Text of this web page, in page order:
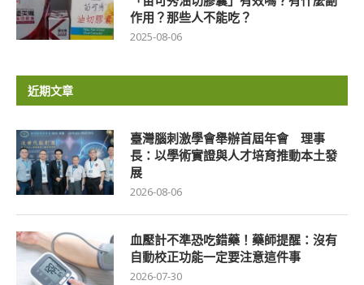
作用？那些人不能吃？
2025-08-06
近期文章
臺灣腦刺激學會舉辦首屆年會 理事
長：以學術實證與人才培育推動本土發
展
2026-08-06
血壓計不準恐吃錯藥！藥師提醒：沒有
自動校正功能一定要注意這件事
2026-07-30